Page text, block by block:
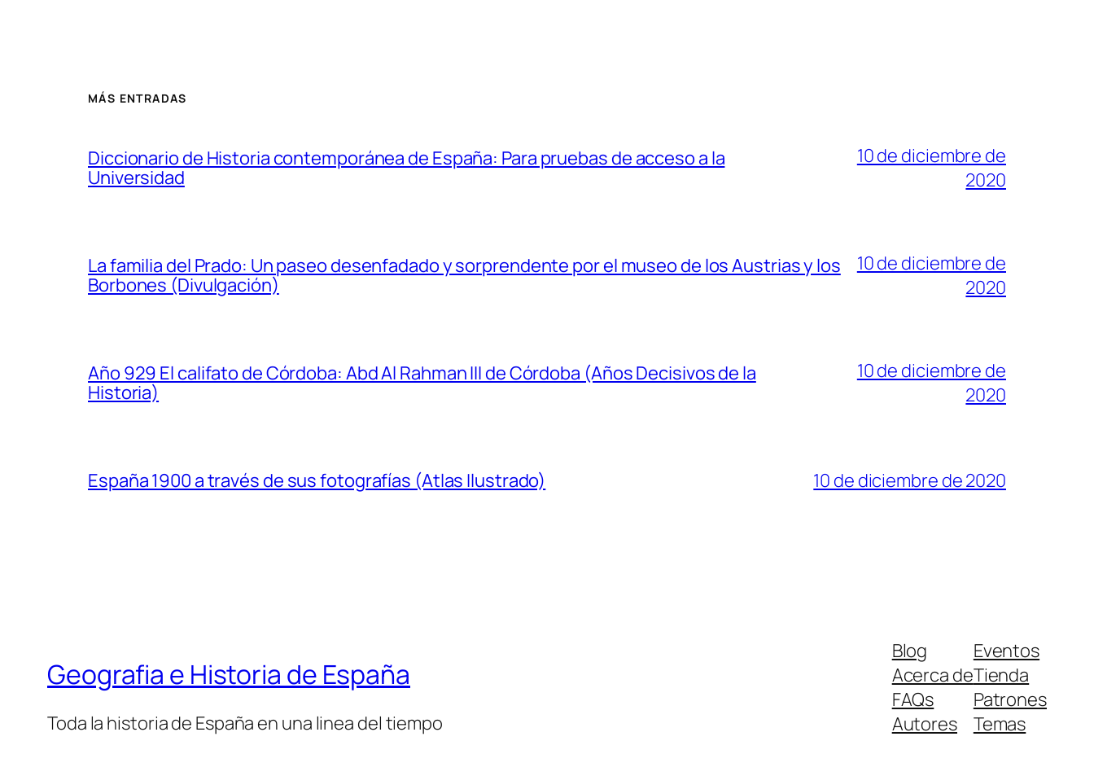
MÁS ENTRADAS
Diccionario de Historia contemporánea de España: Para pruebas de acceso a la
Universidad
10 de diciembre de
2020
La familia del Prado: Un paseo desenfadado y sorprendente por el museo de los Austrias y los
Borbones (Divulgación)
10 de diciembre de
2020
Año 929 El califato de Córdoba: Abd Al Rahman III de Córdoba (Años Decisivos de la
Historia)
10 de diciembre de
2020
España 1900 a través de sus fotografías (Atlas Ilustrado) 10 de diciembre de 2020
Geografia e Historia de España
Toda la historia de España en una linea del tiempo
Blog
Acerca de
FAQs
Autores
Eventos
Tienda
Patrones
Temas